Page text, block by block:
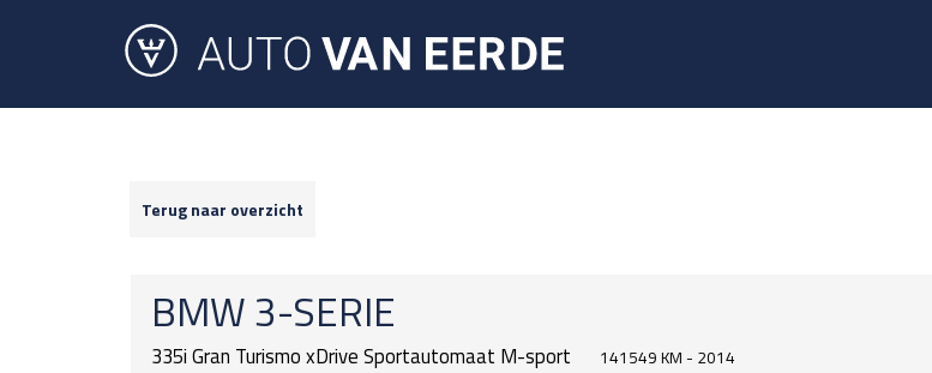
Terug naar overzicht
BMW3-SERIE
335i Gran Turismo xDrive Sportautomaat M-sport 141549 KM - 2014